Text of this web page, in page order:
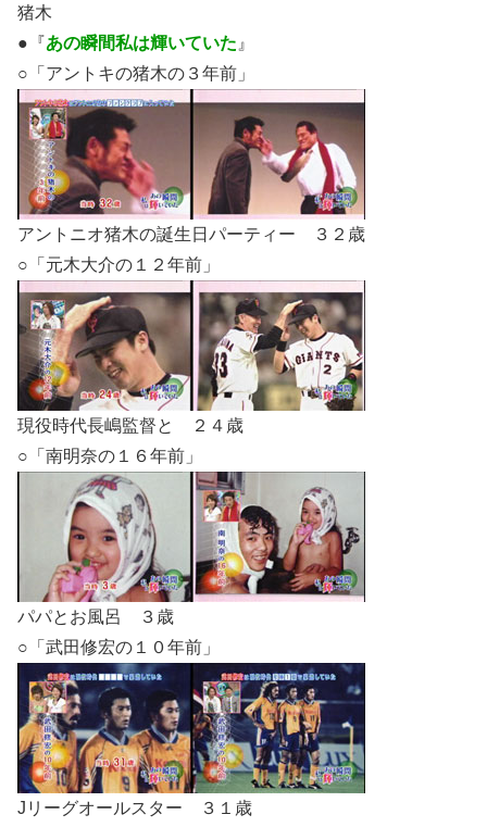
猪木
●『あの瞬間私は輝いていた 』
○「アントキの猪木の３年前」
アントニオ猪木の誕生日パーティー ３２歳
○「元木大介の１２年前」
現役時代長嶋監督と ２４歳
○「南明奈の１６年前」
パパとお風呂 ３歳
○「武田修宏の１０年前」
Jリーグオールスター ３１歳